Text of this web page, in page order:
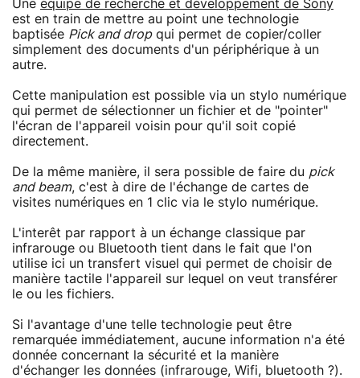
Une équipe de recherche et développement de Sony
est en train de mettre au point une technologie
baptisée Pick and dropqui permet de copier/coller
simplement des documents d'un périphérique à un
autre.
Cette manipulation est possible via un stylo numérique
qui permet de sélectionner un fichier et de "pointer"
l'écran de l'appareil voisin pour qu'il soit copié
directement.
De la même manière, il sera possible de faire du pick
and beam, c'est à dire de l'échange de cartes de
visites numériques en 1 clic via le stylo numérique.
L'interêt par rapport à un échange classique par
infrarouge ou Bluetooth tient dans le fait que l'on
utilise ici un transfert visuel qui permet de choisir de
manière tactile l'appareil sur lequel on veut transférer
le ou les fichiers.
Si l'avantage d'une telle technologie peut être
remarquée immédiatement, aucune information n'a été
donnée concernant la sécurité et la manière
d'échanger les données (infrarouge, Wifi, bluetooth ?).